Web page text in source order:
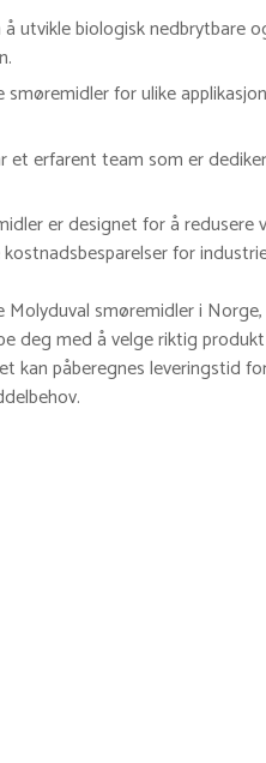
utvikle biologisk nedbrytbare
smøremidler for ulike
et erfarent team som er
er designet for å
for
Molyduval smøremidler i
deg med å velge riktig
kan påberegnes leveringstid